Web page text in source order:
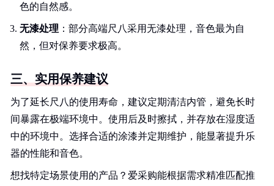
色的自然感。
无漆处理 ：部分高端尺八采用无漆处理，音色最为自
然，但对保养要求极高。
三、实用保养建议
为了延长尺八的使用寿命，建议定期清洁内管，避免长时
间暴露在极端环境中。使用后及时擦拭，并存放在湿度适
中的环境中。选择合适的涂漆并定期维护，能显著提升乐
器的性能和音色。
想找特定场景使用的产品？爱采购能根据需求精准匹配推